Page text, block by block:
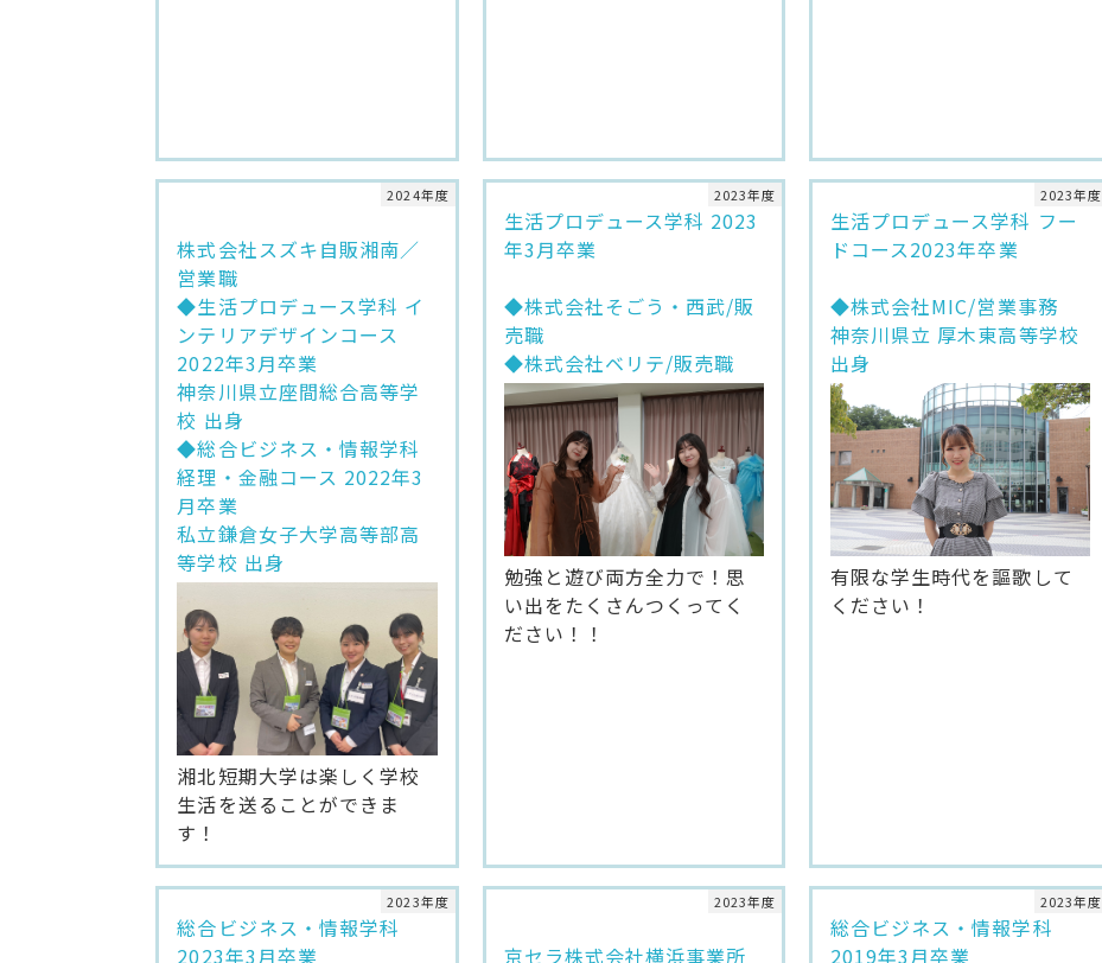
株式会社スズキ自販湘南／
営業職
◆生活プロデュース学科 イ
ンテリアデザインコース
2022年3月卒業
神奈川県立座間総合高等学
校 出身
◆総合ビジネス・情報学科
経理・金融コース 2022年3
月卒業
私立鎌倉女子大学高等部高
等学校 出身
湘北短期大学は楽しく学校
生活を送ることができま
す！
2024年度
生活プロデュース学科 2023
年3月卒業
◆株式会社そごう・西武/販
売職
◆株式会社ベリテ/販売職
勉強と遊び両方全力で！思
い出をたくさんつくってく
ださい！！
2023年度
生活プロデュース学科 フー
ドコース2023年卒業
◆株式会社MIC/営業事務
神奈川県立 厚木東高等学校
出身
有限な学生時代を謳歌して
ください！
2023年度
総合ビジネス・情報学科
2023年3月卒業
2023年度
京セラ株式会社横浜事業所
2023年度
総合ビジネス・情報学科
2019年3月卒業
2023年度